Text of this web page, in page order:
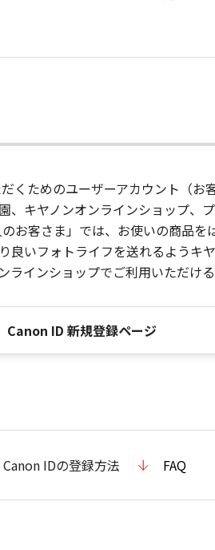
くためのユーザーアカウント（
、キヤノンオンラインショップ
お客さま」では、お使いの商品
いフォトライフを送れるようキ
インショップでご利用いただけ
Canon ID 新規登録ページ
Canon IDの登録方法 FAQ